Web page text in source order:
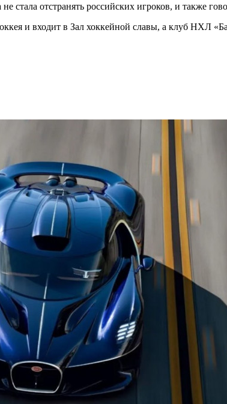
стала отстранять российских игроков, и также
и входит в Зал хоккейной славы, а клуб НХЛ